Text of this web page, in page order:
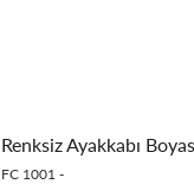
Renksiz Ayakkabı
FC 1001 -